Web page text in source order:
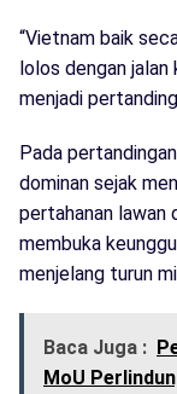
“Vietnam baik
lolos dengan jalan
menjadi
Pada
dominan sejak
pertahanan lawan
membuka
menjelang turun
Baca Juga :
MoU